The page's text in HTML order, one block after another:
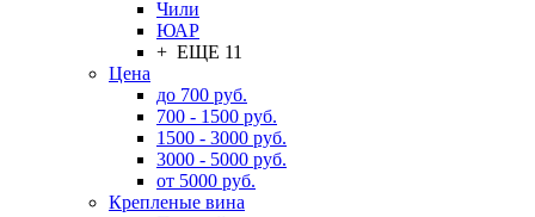
Чили
ЮАР
+ ЕЩЕ 11
Цена
до 700 руб.
700 - 1500 руб.
1500 - 3000 руб.
3000 - 5000 руб.
от 5000 руб.
Крепленые вина